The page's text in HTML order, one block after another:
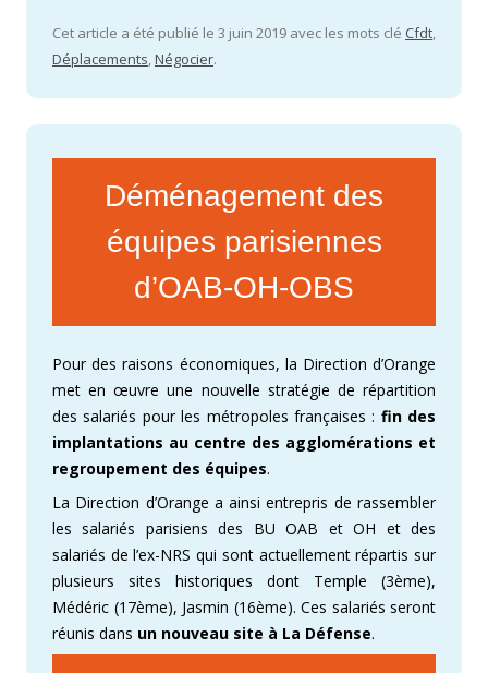
Cet article a été publié le 3 juin 2019 avec les mots clé Cfdt,
Déplacements,Négocier.
Déménagement des
équipes parisiennes
d’OAB-OH-OBS
Pour des raisons économiques, la Direction d’Orange
met en œuvre une nouvelle stratégie de répartition
des salariés pour les métropoles françaises : fin des
implantations au centre des agglomérations et
regroupement des équipes.
La Direction d’Orange a ainsi entrepris de rassembler
les salariés parisiens des BU OAB et OH et des
salariés de l’ex-NRS qui sont actuellement répartis sur
plusieurs sites historiques dont Temple (3ème),
Médéric (17ème), Jasmin (16ème). Ces salariés seront
réunis dans un nouveau site à La Défense.